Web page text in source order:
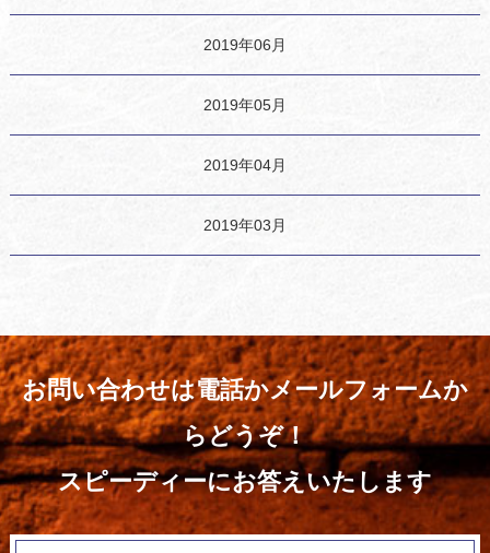
2019年06月
2019年05月
2019年04月
2019年03月
お問い合わせは電話かメールフォームか
らどうぞ！
スピーディーにお答えいたします